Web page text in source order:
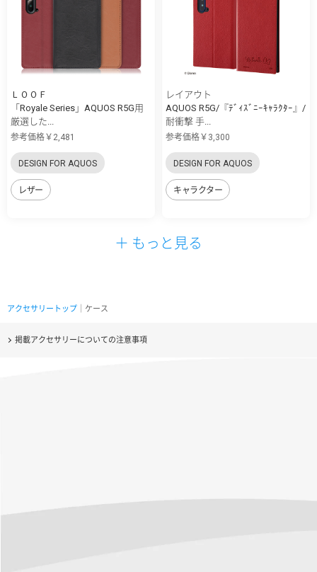
ＬＯＯＦ
「Royale Series」AQUOS R5G用
厳選した...
参考価格￥2,481
DESIGN FOR AQUOS
レザー
レイアウト
AQUOS R5G/『ﾃﾞｨｽﾞﾆｰｷｬﾗｸﾀｰ』/
耐衝撃 手...
参考価格￥3,300
DESIGN FOR AQUOS
キャラクター
＋ もっと見る
アクセサリートップ ｜ケース
掲載アクセサリーについての注意事項